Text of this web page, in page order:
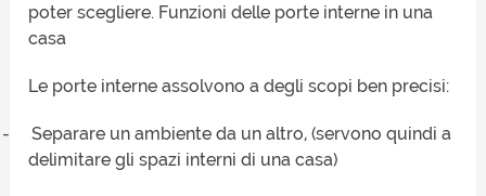
poter scegliere. Funzioni delle porte interne in una
casa
Le porte interne assolvono a degli scopi ben precisi:
-
Separare un ambiente da un altro, (servono quindi a
delimitare gli spazi interni di una casa)